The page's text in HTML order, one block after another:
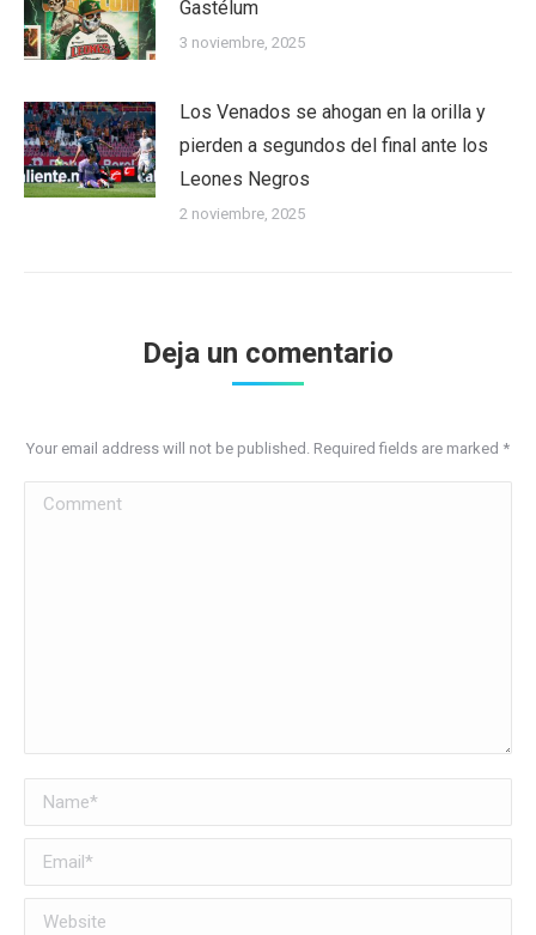
Gastélum
3 noviembre, 2025
Los Venados se ahogan en la orilla y
pierden a segundos del final ante los
Leones Negros
2 noviembre, 2025
Deja un comentario
Your email address will not be published. Required fields are marked *
Comment
Name *
Email *
Website